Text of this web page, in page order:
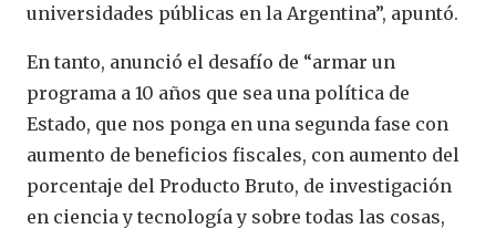
universidades públicas en la Argentina”, apuntó.
En tanto, anunció el desafío de “armar un
programa a 10 años que sea una política de
Estado, que nos ponga en una segunda fase con
aumento de beneficios fiscales, con aumento del
porcentaje del Producto Bruto, de investigación
en ciencia y tecnología y sobre todas las cosas,